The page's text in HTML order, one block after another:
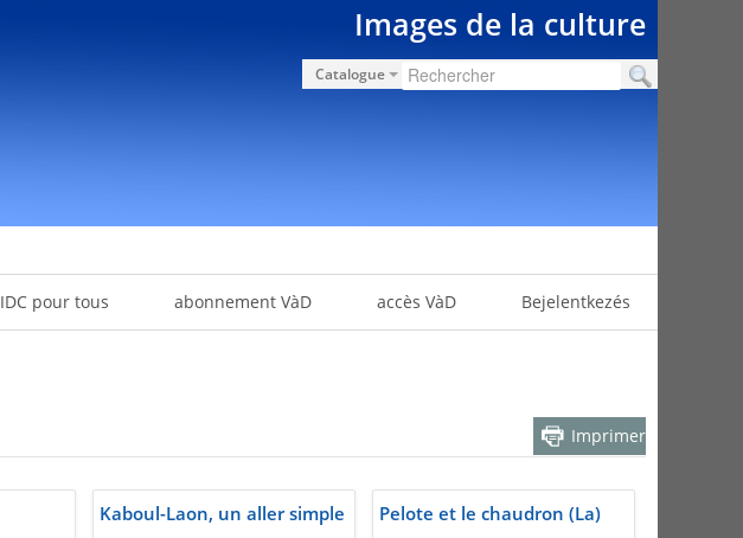
Images de la culture
Catalogue
IDC pour tous abonnement VàD accès VàD Bejelentkezés
Imprimer
Kaboul-Laon, un aller simple Pelote et le chaudron (La)